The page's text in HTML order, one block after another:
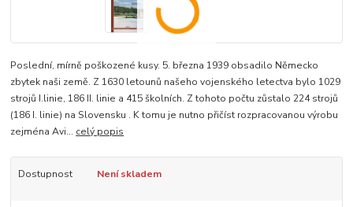
Poslední, mírně poškozené kusy. 5. března 1939 obsadilo Německo
zbytek naši země. Z 1630 letounů našeho vojenského letectva bylo 1029
strojů I.linie, 186 II. linie a 415 školních. Z tohoto počtu zůstalo 224 strojů
(186 I. linie) na Slovensku . K tomu je nutno přičíst rozpracovanou výrobu
zejména Avi... celý popis
Dostupnost Není skladem